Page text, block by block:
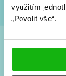
využitím
„Povolit vše“.